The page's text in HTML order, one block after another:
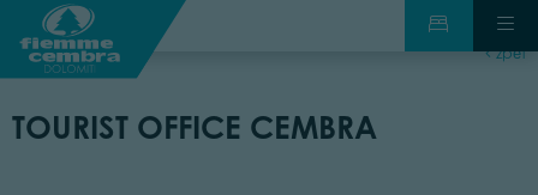
zpět
TOURIST OFFICE CEMBRA